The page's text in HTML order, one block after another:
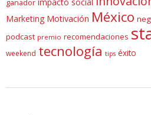
ganador
Marketing Motivación México
podcast premio recomendaciones
weekend tecnología tips éxito